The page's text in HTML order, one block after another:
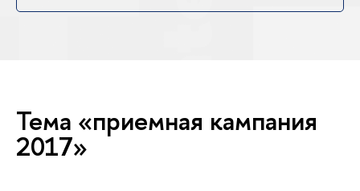
Тема «приемная кампания
2017»